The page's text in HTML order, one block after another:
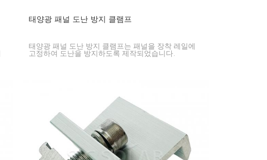
태양광 패널 도난 방지 클램프
태양광 패널 도난 방지 클램프는 패널을 장착 레일에
고정하여 도난을 방지하도록 제작되었습니다.